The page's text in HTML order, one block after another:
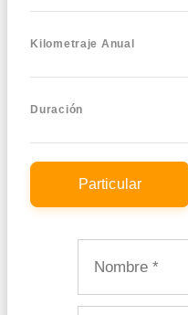
Kilometraje Anual
Duración
Particular